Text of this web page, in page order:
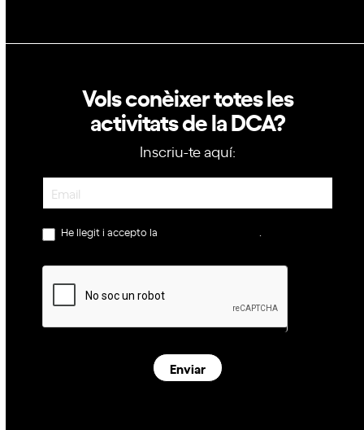
Vols conèixer totes les
activitats de la DCA?
Inscriu-te aquí:
Newsletter
He llegit i accepto la
Enviar